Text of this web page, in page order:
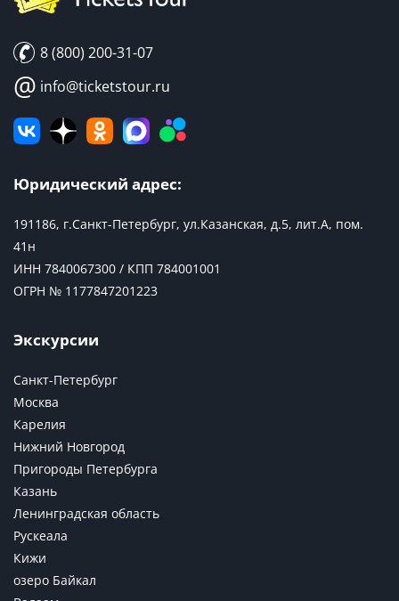
8 (800) 200-31-07
@ info@ticketstour.ru
Юридический адрес:
191186, г.Санкт-Петербург, ул.Казанская, д.5, лит.А, пом.
41н
ИНН 7840067300 / КПП 784001001
ОГРН № 1177847201223
Экскурсии
Санкт-Петербург
Москва
Карелия
Нижний Новгород
Пригороды Петербурга
Казань
Ленинградская область
Рускеала
Кижи
озеро Байкал